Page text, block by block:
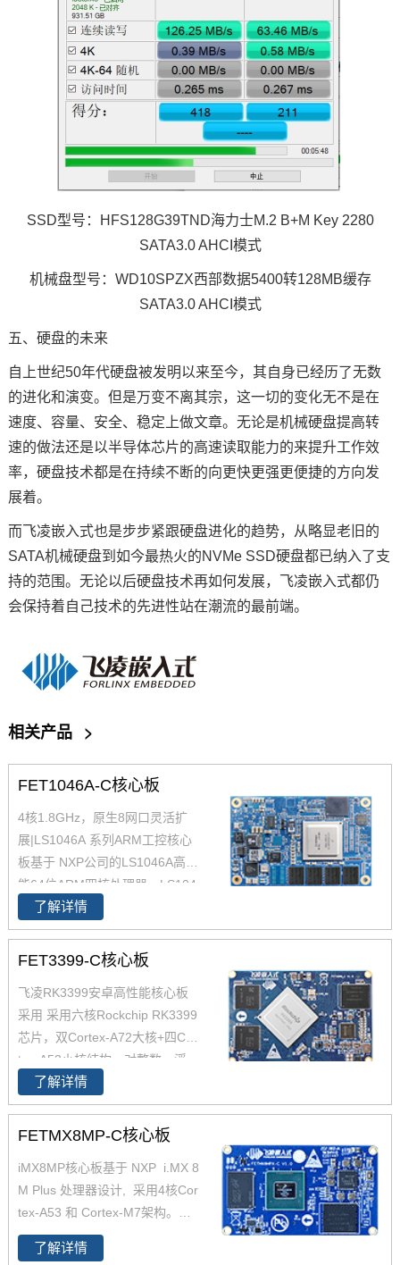
SSD型号：HFS128G39TND海力士M.2 B+M Key 2280
SATA3.0 AHCI模式
机械盘型号：WD10SPZX西部数据5400转128MB缓存
SATA3.0 AHCI模式
五、硬盘的未来
自上世纪50年代硬盘被发明以来至今，其自身已经历了无数
的进化和演变。但是万变不离其宗，这一切的变化无不是在
速度、容量、安全、稳定上做文章。无论是机械硬盘提高转
速的做法还是以半导体芯片的高速读取能力的来提升工作效
率，硬盘技术都是在持续不断的向更快更强更便捷的方向发
展着。
而飞凌嵌入式也是步步紧跟硬盘进化的趋势，从略显老旧的
SATA机械硬盘到如今最热火的NVMe SSD硬盘都已纳入了支
持的范围。无论以后硬盘技术再如何发展，飞凌嵌入式都仍
会保持着自己技术的先进性站在潮流的最前端。
相关产品 >
FET1046A-C核心板
4核1.8GHz，原生8网口灵活扩
展|LS1046A 系列ARM工控核心
板基于 NXP公司的LS1046A高性
能64位ARM四核处理器。LS104
6A处理器将四个64位ARM Corte
x-A72内核与数据包处理加速和
高速外设相集成，CoreMark跑分
络处理能力和丰富的高速接口,适
用于工业路由、边缘计算网关、I
P-PBX等产品，以及边缘计算、
动化、视频监控等应用领域。
了解详情
FET3399-C核心板
飞凌RK3399安卓高性能核心板
采用 采用六核Rockchip RK3399
芯片，双Cortex-A72大核+四Cor
tex-A53小核结构，对整数、浮
点、内存等作了大幅优化，在整
体性能、功耗及核心面积三个方
面提升。以下将对瑞芯微芯片RK
其性能做具体介绍。如您对飞凌
RK3399系列核心板有兴趣，欢
迎咨询了解。
了解详情
FETMX8MP-C核心板
iMX8MP核心板基于 NXP i.MX 8
M Plus 处理器设计, 采用4核Cor
tex-A53 和 Cortex-M7架构。支
持双千兆网口，iMX8MP性能强
劲最高运行速率可达2.3TOPS，
了解详情